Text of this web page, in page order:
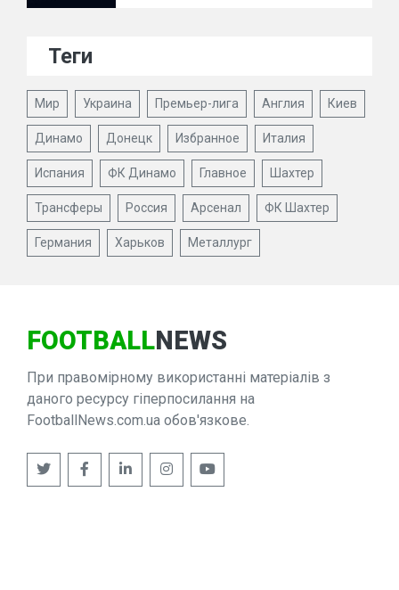
Теги
Мир Украина Премьер-лига Англия Киев
Динамо Донецк Избранное Италия
Испания ФК Динамо Главное Шахтер
Трансферы Россия Арсенал ФК Шахтер
Германия Харьков Металлург
FOOTBALLNEWS
При правомірному використанні матеріалів з
даного ресурсу гіперпосилання на
FootballNews.com.ua обов'язкове.